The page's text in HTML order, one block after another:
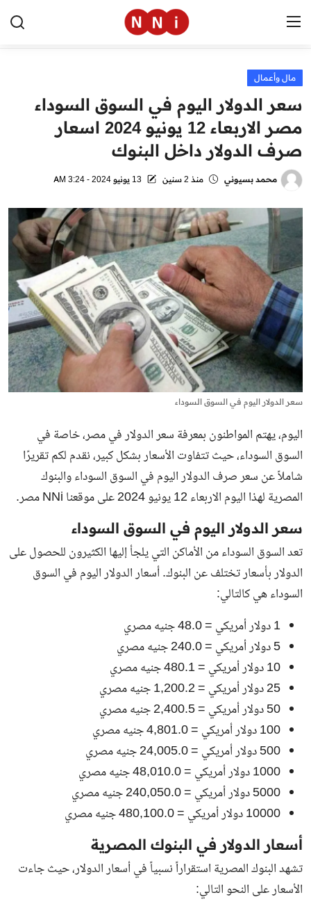
الرئيسية
اخبار مصر
العالم
الرياضة
مال وأعمال
تقنية
التعليم
منوعات
مال وأعمال
سعر الدولار اليوم في السوق السوداء
مصر الاربعاء 12 يونيو 2024 اسعار
صرف الدولار داخل البنوك
محمد بسيوني منذ 2 سنين 13 يونيو 2024 - 3:24 AM
سعر الدولار اليوم في السوق السوداء
اليوم، يهتم المواطنون بمعرفة سعر الدولار في مصر، خاصة في
السوق السوداء، حيث تتفاوت الأسعار بشكل كبير، نقدم لكم تقريرًا
شاملاً عن سعر صرف الدولار اليوم في السوق السوداء والبنوك
المصرية لهذا اليوم الاربعاء 12 يونيو 2024 على موقعنا NNi مصر.
سعر الدولار اليوم في السوق السوداء
تعد السوق السوداء من الأماكن التي يلجأ إليها الكثيرون للحصول على
الدولار بأسعار تختلف عن البنوك. أسعار الدولار اليوم في السوق
السوداء هي كالتالي:
1 دولار أمريكي = 48.0 جنيه مصري
5 دولار أمريكي = 240.0 جنيه مصري
10 دولار أمريكي = 480.1 جنيه مصري
25 دولار أمريكي = 1,200.2 جنيه مصري
50 دولار أمريكي = 2,400.5 جنيه مصري
100 دولار أمريكي = 4,801.0 جنيه مصري
500 دولار أمريكي = 24,005.0 جنيه مصري
1000 دولار أمريكي = 48,010.0 جنيه مصري
5000 دولار أمريكي = 240,050.0 جنيه مصري
10000 دولار أمريكي = 480,100.0 جنيه مصري
أسعار الدولار في البنوك المصرية
تشهد البنوك المصرية استقراراً نسبياً في أسعار الدولار، حيث جاءت
الأسعار على النحو التالي: